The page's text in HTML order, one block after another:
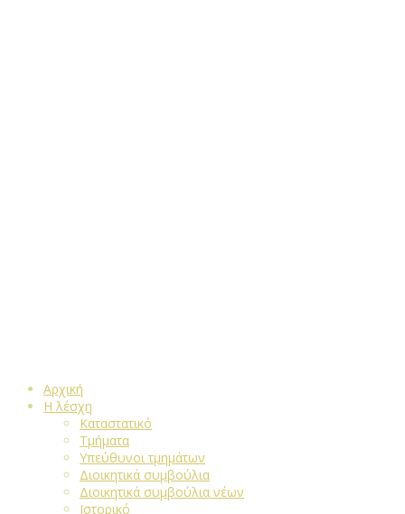
Αρχική
Η λέσχη
Καταστατικό
Τμήματα
Υπεύθυνοι τμημάτων
Διοικητικά συμβούλια
Διοικητικά συμβούλια νέων
Ιστορικό